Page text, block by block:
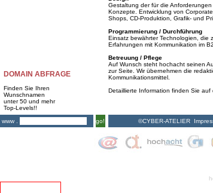
DOMAIN ABFRAGE
Finden Sie Ihren
Wunschnamen
unter 50 und mehr
Top-Levels!!
www .
go!
Gestaltung der für die
Konzepte. Entwicklung von
Shops, CD-Produktion, Grafik- und
Programmierung / Durchführung
Einsatz bewährter Technologien, die
Erfahrungen mit Kommunikation im
Betreuung / Pflege
Auf Wunsch steht hochacht seinen
zur Seite. Wir übernehmen die
Kommunikationsmittel.
Detaillierte Information finden Sie auf
©CYBER-ATELIER